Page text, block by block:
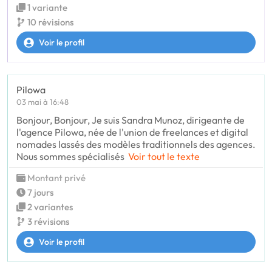
1 variante
10 révisions
Voir le profil
Pilowa
03 mai à 16:48
Bonjour, Bonjour, Je suis Sandra Munoz, dirigeante de
l'agence Pilowa, née de l'union de freelances et digital
nomades lassés des modèles traditionnels des agences.
Nous sommes spécialisés Voir tout le texte
Montant privé
7 jours
2 variantes
3 révisions
Voir le profil